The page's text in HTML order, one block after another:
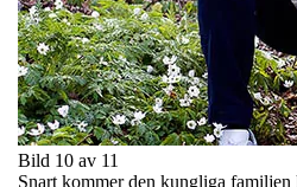
Bild 10 av 11
Snart kommer den kungliga familjen